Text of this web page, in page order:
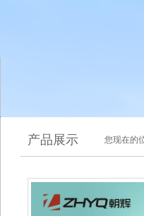
产品展示 您现在的